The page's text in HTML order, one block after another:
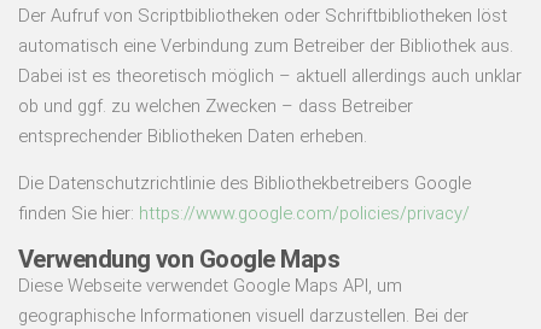
Der Aufruf von Scriptbibliotheken oder Schriftbibliotheken löst
automatisch eine Verbindung zum Betreiber der Bibliothek aus.
Dabei ist es theoretisch möglich – aktuell allerdings auch unklar
ob und ggf. zu welchen Zwecken – dass Betreiber
entsprechender Bibliotheken Daten erheben.
Die Datenschutzrichtlinie des Bibliothekbetreibers Google
finden Sie hier: https://www.google.com/policies/privacy/
Verwendung von Google Maps
Diese Webseite verwendet Google Maps API, um
geographische Informationen visuell darzustellen. Bei der